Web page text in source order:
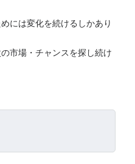
には変化を続けるしかあり
市場・チャンスを探し続け